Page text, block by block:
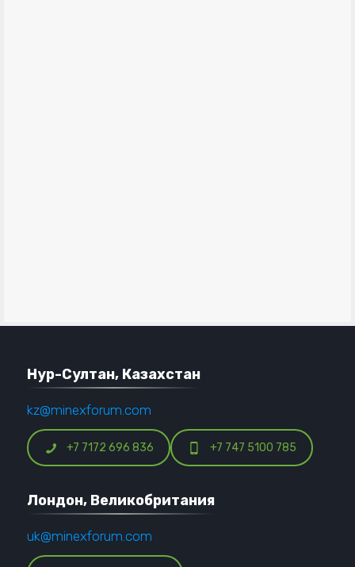
Нур-Султан, Казахстан
kz@minexforum.com
+7 7172 696 836 +7 747 5100 785
Лондон, Великобритания
uk@minexforum.com